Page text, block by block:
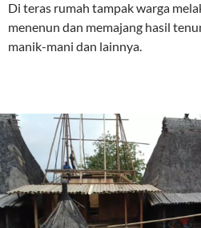
Di teras rumah tampak warga
menenun dan memajang hasil
manik-mani dan lainnya.